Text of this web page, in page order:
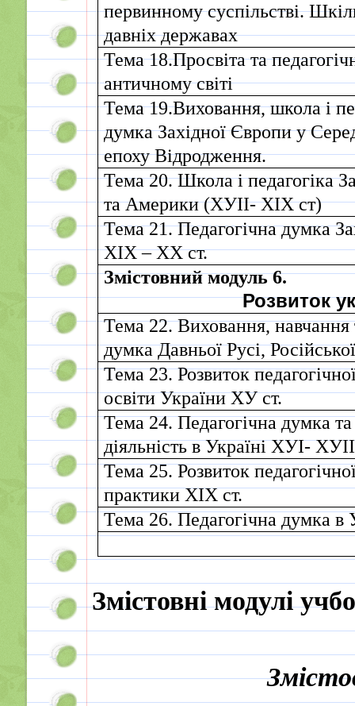
первинному суспільстві.
давніх державах
Тема 18.Просвіта та
античному світі
Тема 19.Виховання, школа і
думка Західної Європи у
епоху Відродження.
Тема 20. Школа і педагогіка
та Америки (ХУІІ- ХІХ ст)
Тема 21. Педагогічна думка
ХІХ – ХХ ст.
Змістовний модуль 6.
Розвиток
Тема 22. Виховання, навчання
думка Давньої Русі,
Тема 23. Розвиток
освіти України ХУ ст.
Тема 24. Педагогічна думка та
діяльність в Україні ХУІ-
Тема 25. Розвиток
практики ХІХ ст.
Тема 26. Педагогічна думка в
Змістовні модулі